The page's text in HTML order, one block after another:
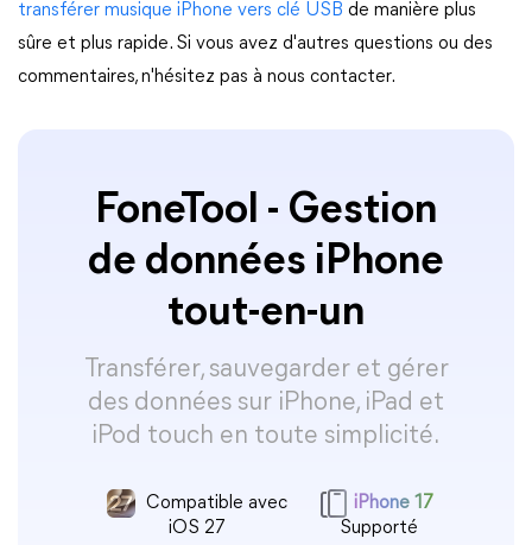
transférer musique iPhone vers clé USB de manière plus
sûre et plus rapide. Si vous avez d'autres questions ou des
commentaires, n'hésitez pas à nous contacter.
FoneTool - Gestion
de données iPhone
tout-en-un
Transférer, sauvegarder et gérer
des données sur iPhone, iPad et
iPod touch en toute simplicité.
Compatible avec
iOS 27
iPhone 17
Supporté